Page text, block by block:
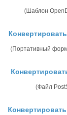
(Шаблон
(Портативный
(Файл